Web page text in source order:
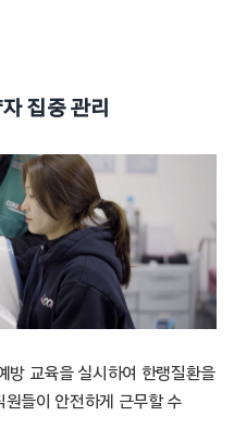
집중 관리
방 교육을 실시하여 한랭질환을
들이 안전하게 근무할 수